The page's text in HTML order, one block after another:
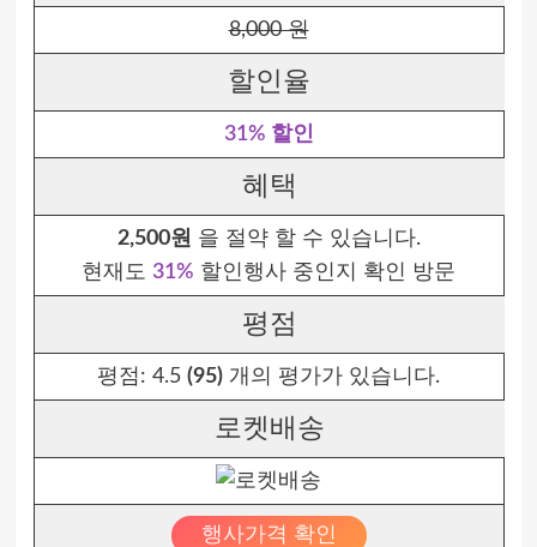
8,000 원
할인율
31% 할인
혜택
2,500원 을 절약 할 수 있습니다.
현재도 31% 할인행사 중인지 확인 방문
평점
평점: 4.5 (95) 개의 평가가 있습니다.
로켓배송
행사가격 확인